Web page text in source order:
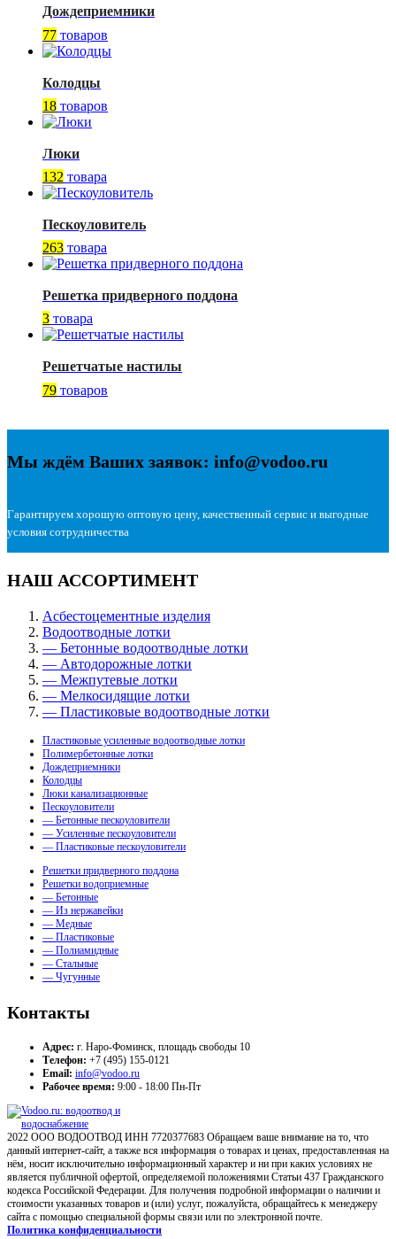
Дождеприемники
77 товаров
Колодцы
18 товаров
Люки
132 товара
Пескоуловитель
263 товара
Решетка придверного поддона
3 товара
Решетчатые настилы
79 товаров
Мы ждём Ваших заявок: info@vodoo.ru
Гарантируем хорошую оптовую цену, качественный сервис и выгодные
условия сотрудничества
НАШ АССОРТИМЕНТ
Асбестоцементные изделия
Водоотводные лотки
— Бетонные водоотводные лотки
— Автодорожные лотки
— Межпутевые лотки
— Мелкосидящие лотки
— Пластиковые водоотводные лотки
Пластиковые усиленные водоотводные лотки
Полимербетонные лотки
Дождеприемники
Колодцы
Люки канализационные
Пескоуловители
— Бетонные пескоуловители
— Усиленные пескоуловители
— Пластиковые пескоуловители
Решетки придверного поддона
Решетки водоприемные
— Бетонные
— Из нержавейки
— Медные
— Пластиковые
— Полиамидные
— Стальные
— Чугунные
Контакты
Адрес: г. Наро-Фоминск, площадь свободы 10
Телефон: +7 (495) 155-0121
Email: info@vodoo.ru
Рабочее время: 9:00 - 18:00 Пн-Пт
2022 ООО ВОДООТВОД ИНН 7720377683 Обращаем ваше внимание на то, что
данный интернет-сайт, а также вся информация о товарах и ценах, предоставленная на
нём, носит исключительно информационный характер и ни при каких условиях не
является публичной офертой, определяемой положениями Статьи 437 Гражданского
кодекса Российской Федерации. Для получения подробной информации о наличии и
стоимости указанных товаров и (или) услуг, пожалуйста, обращайтесь к менеджеру
сайта с помощью специальной формы связи или по электронной почте.
Политика конфиденциальности